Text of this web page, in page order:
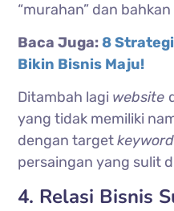
“murahan” dan bahkan
Baca Juga:8
Bikin Bisnis Maju!
Ditambah lagi website
yang tidak memiliki
dengan targetkeyword
persaingan yang sulit
4. Relasi Bisnis